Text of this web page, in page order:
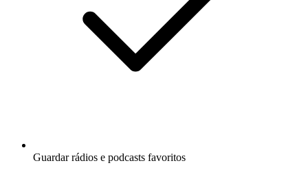
Guardar rádios e podcasts favoritos